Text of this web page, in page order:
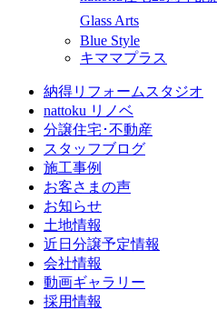
Glass Arts
Blue Style
キママプラス
納得リフォームスタジオ
nattoku リノベ
分譲住宅･不動産
スタッフブログ
施工事例
お客さまの声
お知らせ
土地情報
近日分譲予定情報
会社情報
動画ギャラリー
採用情報